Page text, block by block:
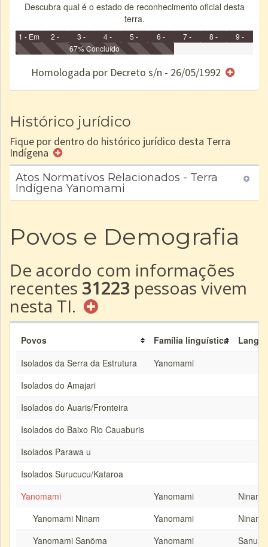
Descubra qual é o estado de reconhecimento oficial desta
terra.
1 - Em
Identificação
2 -
Identificada
3 -
Declarada
4 -
Reservada
5 -
Homologada
6 -
Registrada
e/ou
7 -
8 -
9 -
67% Concluído
Homologada por Decreto s/n - 26/05/1992
Histórico jurídico
Fique por dentro do histórico jurídico desta Terra
Indígena
Atos Normativos Relacionados - Terra
Indígena Yanomami
Povos e Demografia
De acordo com informações
recentes 31223 pessoas vivem
nesta TI.
Povos Família linguística
Isolados da Serra da Estrutura
Yanomami
Isolados do Amajari
Isolados do Auaris/Fronteira
Isolados do Baixo Rio Cauaburis
Isolados Parawa u
Isolados Surucucu/Kataroa
Yanomami
Yanomami
Ninam,
Yanomami Ninam
Yanomami
Ninam
Yanomami Sanöma
Yanomami